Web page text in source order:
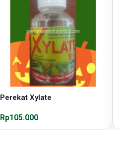
Perekat Xylate
Rp105.000